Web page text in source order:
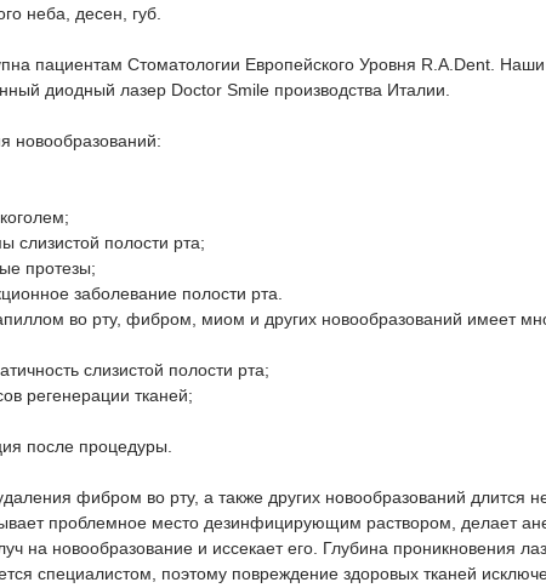
неба, десен, губ.
пациентам Стоматологии Европейского Уровня R.A.Dent.
диодный лазер Doctor Smile производства Италии.
новообразований:
слизистой полости рта;
протезы;
заболевание полости рта.
во рту, фибром, миом и других новообразований имеет
слизистой полости рта;
регенерации тканей;
после процедуры.
фибром во рту, а также других новообразований длится
проблемное место дезинфицирующим раствором, делает
на новообразование и иссекает его. Глубина проникновения
специалистом, поэтому повреждение здоровых тканей